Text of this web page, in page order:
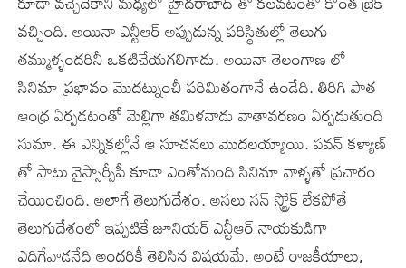
వచ్చింది. అయినా ఎన్టీఆర్ అప్పుడున్న పరిస్థితుల్లో తెలుగు
తమ్ముళ్ళందరినీ ఒకటిచేయగలిగాడు. అయినా తెలంగాణ లో
సినిమా ప్రభావం మొదట్నుంచీ పరిమితంగానే ఉండేది. తిరిగి పాత
ఆంధ్ర ఏర్పడటంతో మెల్లిగా తమిళనాడు వాతావరణం ఏర్పడుతుంది
సుమా. ఈ ఎన్నికల్లోనే ఆ సూచనలు మొదలయ్యాయి. పవన్ కళ్యాణ్
తో పాటు వైస్సార్సీపీ కూడా ఎంతోమంది సినిమా వాళ్ళతో ప్రచారం
చేయించింది. అలాగే తెలుగుదేశం. అసలు సన్ స్ట్రోక్ లేకపోతే
తెలుగుదేశంలో ఇప్పటికే జూనియర్ ఎన్టీఆర్ నాయకుడిగా
ఎదిగేవాడనేది అందరికీ తెలిసిన విషయమే. అంటే రాజకీయాలు,